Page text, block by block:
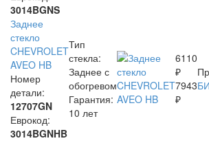
3014BGNS
Заднее
стекло
CHEVROLET
AVEO HB
Номер
детали:
12707GN
Еврокод:
3014BGNHB
Тип
стекла:
Заднее с
обогревом
Гарантия:
10 лет
6110
₽
7943
₽